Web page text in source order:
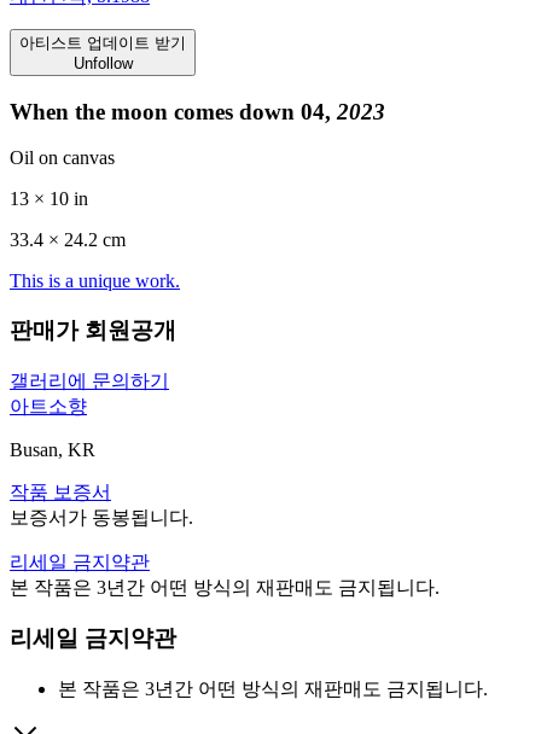
아티스트 업데이트 받기
Unfollow
When the moon comes down 04, 2023
Oil on canvas
13 × 10 in
33.4 × 24.2 cm
This is a unique work.
판매가 회원공개
갤러리에 문의하기
아트소향
Busan, KR
작품 보증서
보증서가 동봉됩니다.
리세일 금지약관
본 작품은 3년간 어떤 방식의 재판매도 금지됩니다.
리세일 금지약관
본 작품은 3년간 어떤 방식의 재판매도 금지됩니다.